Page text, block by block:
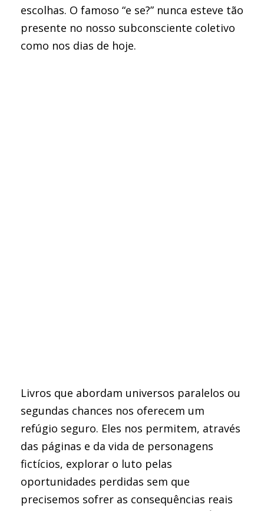
escolhas. O famoso “e se?” nunca esteve tão
presente no nosso subconsciente coletivo
como nos dias de hoje.
Livros que abordam universos paralelos ou
segundas chances nos oferecem um
refúgio seguro. Eles nos permitem, através
das páginas e da vida de personagens
fictícios, explorar o luto pelas
oportunidades perdidas sem que
precisemos sofrer as consequências reais